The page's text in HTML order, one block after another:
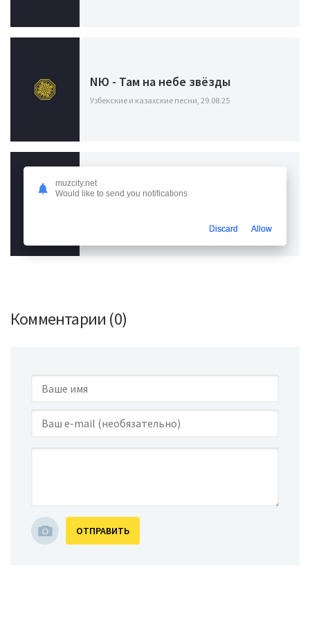
NЮ - Там на небе звёзды
Узбекские и казахские песни, 29.08.25
Мичелз - Такие девушки как
Комментарии (0)
ОТПРАВИТЬ
muzcity.net
Would like to send you notifications
Discard Allow